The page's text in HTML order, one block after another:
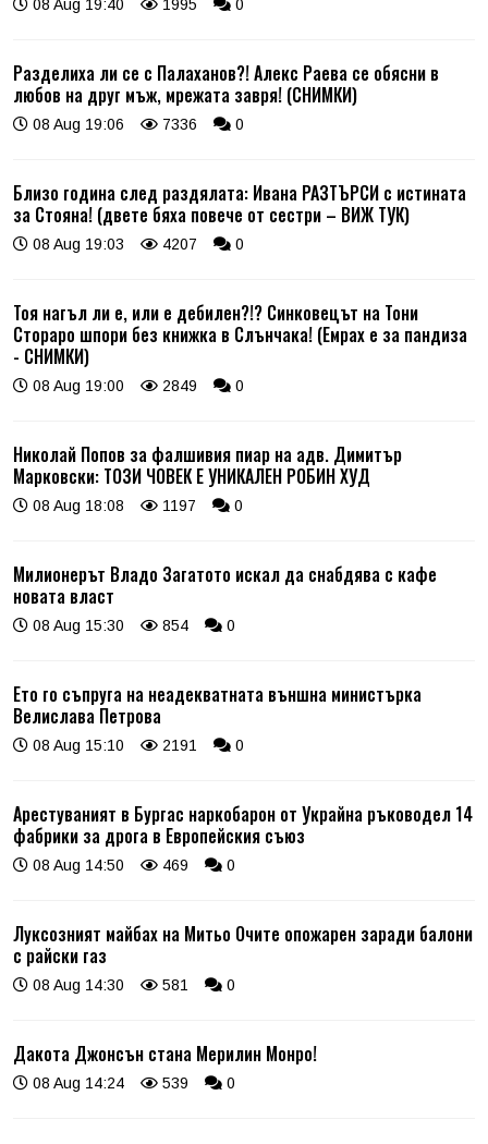
08 Aug 19:40 1995 0
Разделиха ли се с Палаханов?! Алекс Раева се обясни в
любов на друг мъж, мрежата завря! (СНИМКИ)
08 Aug 19:06 7336 0
Близо година след раздялата: Ивана РАЗТЪРСИ с истината
за Стояна! (двете бяха повече от сестри – ВИЖ ТУК)
08 Aug 19:03 4207 0
Тоя нагъл ли е, или е дебилен?!? Синковецът на Тони
Стораро шпори без книжка в Слънчака! (Емрах е за пандиза
- СНИМКИ)
08 Aug 19:00 2849 0
Николай Попов за фалшивия пиар на адв. Димитър
Марковски: ТОЗИ ЧОВЕК Е УНИКАЛЕН РОБИН ХУД
08 Aug 18:08 1197 0
Милионерът Владо Загатото искал да снабдява с кафе
новата власт
08 Aug 15:30 854 0
Ето го съпруга на неадекватната външна министърка
Велислава Петрова
08 Aug 15:10 2191 0
Арестуваният в Бургас наркобарон от Украйна ръководел 14
фабрики за дрога в Европейския съюз
08 Aug 14:50 469 0
Луксозният майбах на Митьо Очите опожарен заради балони
с райски газ
08 Aug 14:30 581 0
Дакота Джонсън стана Мерилин Монро!
08 Aug 14:24 539 0